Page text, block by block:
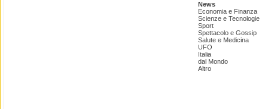
News
Economia e Finanza
Scienze e Tecnologie
Sport
Spettacolo e Gossip
Salute e Medicina
UFO
Italia
dal Mondo
Altro